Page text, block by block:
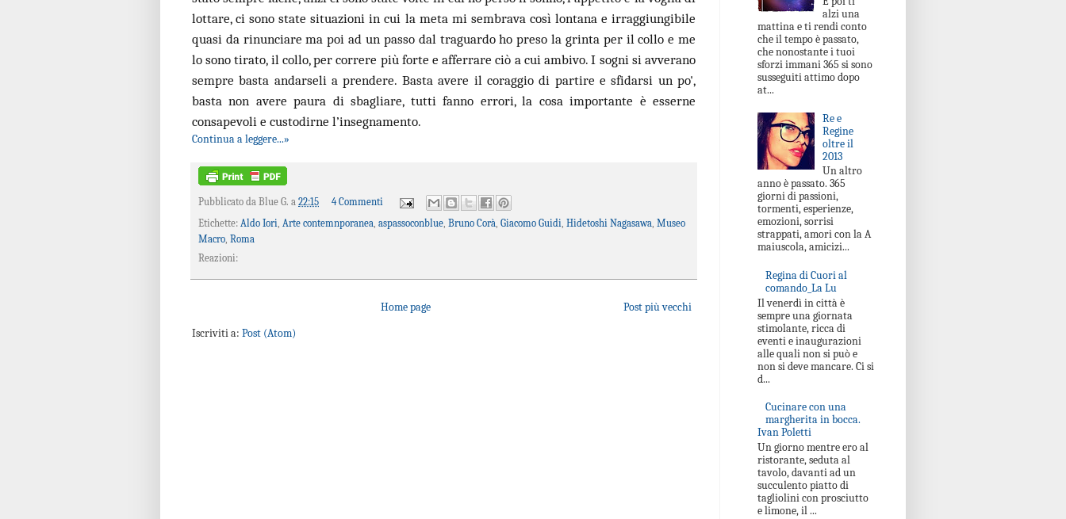
lottare, ci sono state situazioni in cui la meta mi sembrava così lontana e irraggiungibile
quasi da rinunciare ma poi ad un passo dal traguardo ho preso la grinta per il collo e me
lo sono tirato, il collo, per correre più forte e afferrare ciò a cui ambivo. I sogni si avverano
sempre basta andarseli a prendere. Basta avere il coraggio di partire e sfidarsi un po',
basta non avere paura di sbagliare, tutti fanno errori, la cosa importante è esserne
consapevoli e custodirne l’insegnamento.
Continua a leggere...»
Pubblicato da Blue G. a 22:15
4 Commenti
Etichette: Aldo Iori, Arte contemnporanea, aspassoconblue, Bruno Corà, Giacomo Guidi, Hidetoshi Nagasawa, Museo
Macro, Roma
Reazioni:
Post più vecchi
Home page
Iscriviti a: Post (Atom)
alzi una
mattina e ti rendi conto
che il tempo è passato,
che nonostante i tuoi
sforzi immani 365 si sono
susseguiti attimo dopo
at...
Re e
Regine
oltre il
2013
Un altro
anno è passato. 365
giorni di passioni,
tormenti, esperienze,
emozioni, sorrisi
strappati, amori con la A
maiuscola, amicizi...
Regina di Cuori al
comando_La Lu
Il venerdì in città è
sempre una giornata
stimolante, ricca di
eventi e inaugurazioni
alle quali non si può e
non si deve mancare. Ci si
d...
Cucinare con una
margherita in bocca.
Ivan Poletti
Un giorno mentre ero al
ristorante, seduta al
tavolo, davanti ad un
succulento piatto di
tagliolini con prosciutto
e limone, il ...